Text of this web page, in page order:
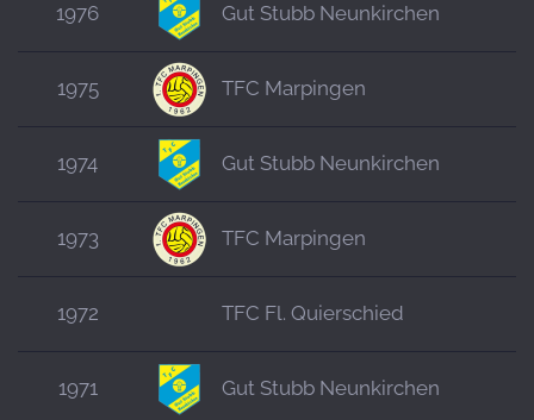
1976 Gut Stubb Neunkirchen
1975 TFC Marpingen
1974 Gut Stubb Neunkirchen
1973 TFC Marpingen
1972 TFC Fl. Quierschied
1971 Gut Stubb Neunkirchen